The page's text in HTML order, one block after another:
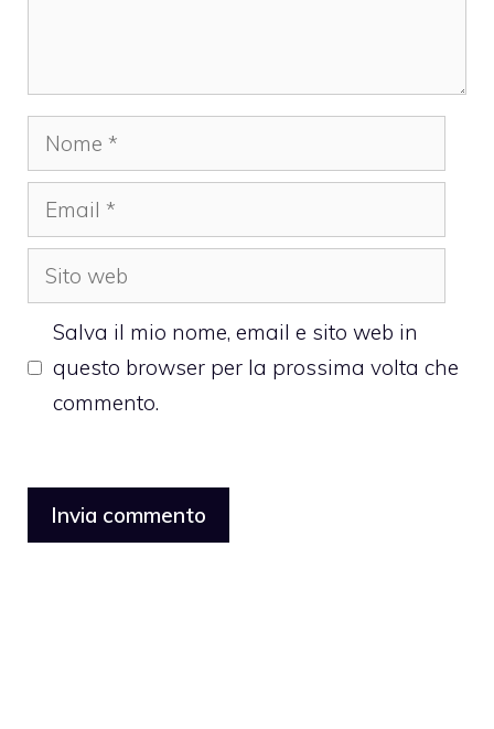
Nome
Email
Sito
web
Salva il mio nome, email e sito web in
questo browser per la prossima volta che
commento.